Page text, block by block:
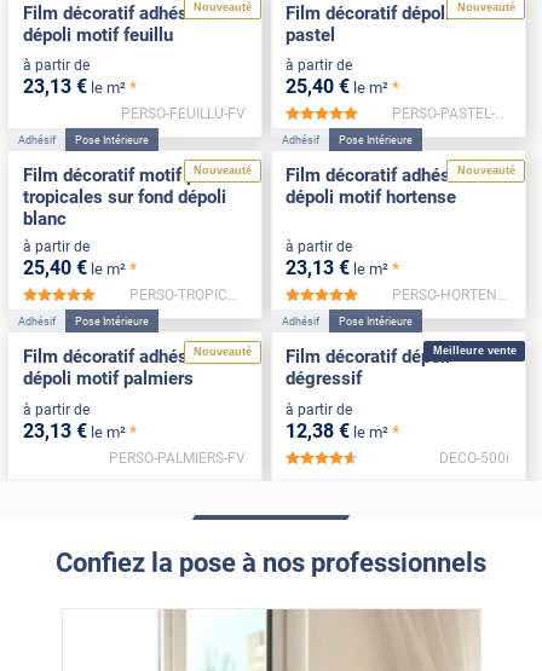
Nouveauté
Film décoratif adhésif
dépoli motif feuillu
à partir de
23,13 € le m² *
PERSO-FEUILLU-FV
Nouveauté
Film décoratif dépoli motif
pastel
à partir de
25,40 € le m² *
*****
PERSO-PASTEL-FV
Nouveauté
Adhésif Pose Intérieure
Film décoratif motif plantes
tropicales sur fond dépoli
blanc
à partir de
25,40 € le m² *
*****
PERSO-TROPICALES-FV
Nouveauté
Adhésif Pose Intérieure
Film décoratif adhésif
dépoli motif hortense
à partir de
23,13 € le m² *
*****
PERSO-HORTENSE-FV
Nouveauté
Adhésif Pose Intérieure
Film décoratif adhésif
dépoli motif palmiers
à partir de
23,13 € le m² *
PERSO-PALMIERS-FV
Meilleure vente
Adhésif Pose Intérieure
Film décoratif dépoli
dégressif
à partir de
12,38 € le m² *
*****
DECO-500i
Confiez la pose à nos professionnels